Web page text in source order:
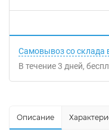
Самовывоз со склада
В течение3 дней
Описание